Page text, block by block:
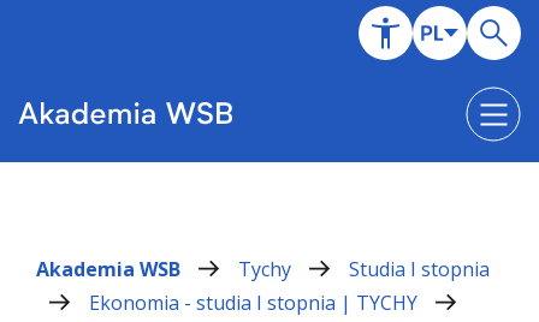
Akademia WSB Tychy
Studia I stopnia
Ekonomia - studia I stopnia | TYCHY